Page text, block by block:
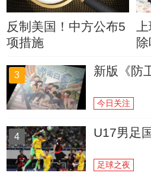
反制美国！中方公布5
项措施
除
3 新版《防
今日关注
4 U17男足
足球之夜